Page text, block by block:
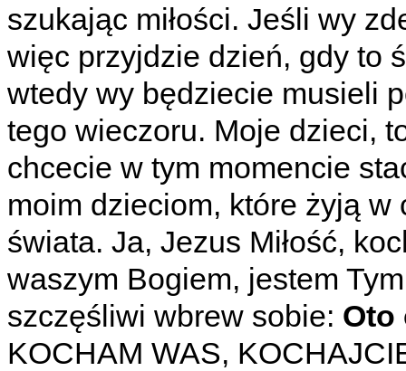
szukając miłości. Jeśli wy
więc przyjdzie dzień, gdy to
wtedy wy będziecie musieli
tego wieczoru. Moje dzieci,
chcecie w tym momencie
moim dzieciom, które żyją w
świata. Ja, Jezus Miłość,
waszym Bogiem, jestem
szczęśliwi wbrew sobie: Oto
KOCHAM WAS,